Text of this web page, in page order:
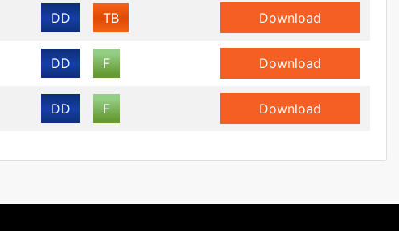
DD TB Download
DD F Download
DD F Download